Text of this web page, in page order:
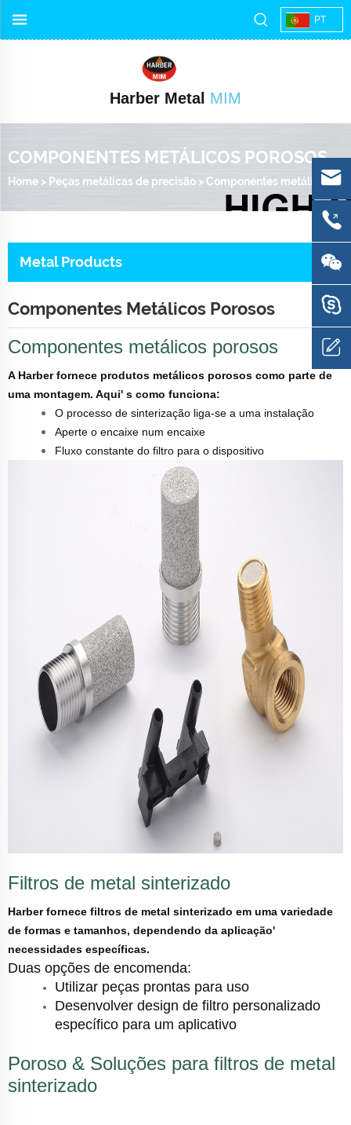
PT
Harber Metal MIM
COMPONENTES METÁLICOS POROSOS
Home > Peças metálicas de precisão > Componentes metálicos porosos
Metal Products
Componentes Metálicos Porosos
Componentes metálicos porosos
A Harber fornece produtos metálicos porosos como parte de
uma montagem. Aqui' s como funciona:
O processo de sinterização liga-se a uma instalação
Aperte o encaixe num encaixe
Fluxo constante do filtro para o dispositivo
Filtros de metal sinterizado
Harber fornece filtros de metal sinterizado em uma variedade
de formas e tamanhos, dependendo da aplicação'
necessidades específicas.
Duas opções de encomenda:
Utilizar peças prontas para uso
Desenvolver design de filtro personalizado
específico para um aplicativo
Poroso & Soluções para filtros de metal
sinterizado